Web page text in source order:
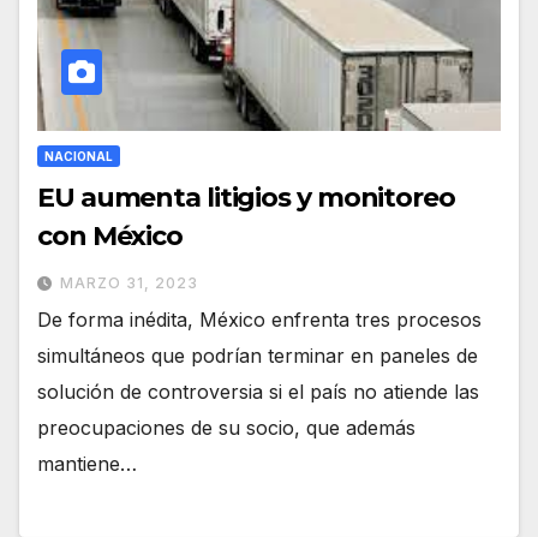
NACIONAL
EU aumenta litigios y monitoreo
con México
MARZO 31, 2023
De forma inédita, México enfrenta tres procesos
simultáneos que podrían terminar en paneles de
solución de controversia si el país no atiende las
preocupaciones de su socio, que además
mantiene…